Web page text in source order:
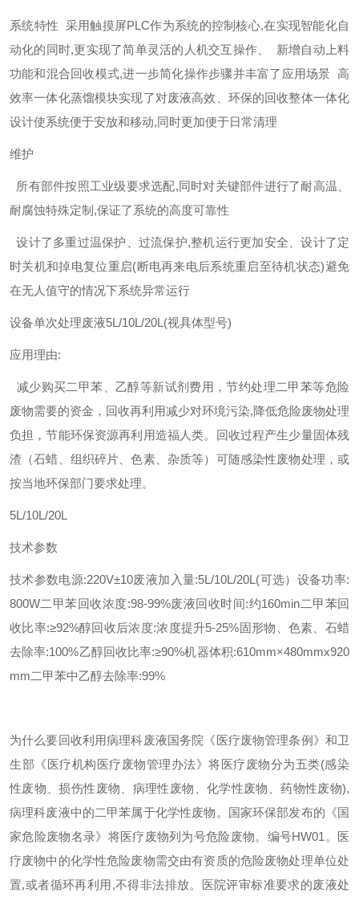
系统特性 采用触摸屏PLC作为系统的控制核心,在实现智能化自
动化的同时,更实现了简单灵活的人机交互操作、
新增自动上料
功能和混合回收模式,进一步简化操作步骤并丰富了应用场景 高
效率一体化蒸馏模块实现了对废液高效、环保的回收整体一体化
设计使系统便于安放和移动,同时更加便于日常清理
维护
所有部件按照工业级要求选配,同时对关键部件进行了耐高温、
耐腐蚀特殊定制,保证了系统的高度可靠性
设计了多重过温保护、过流保护,整机运行更加安全、设计了定
时关机和掉电复位重启(断电再来电后系统重启至待机状态)避免
在无人值守的情况下系统异常运行
设备单次处理废液5L/10L/20L(视具体型号)
应用理由:
减少购买二甲苯、乙醇等新试剂费用，节约处理二甲苯等危险
废物需要的资金，回收再利用减少对环境污染,降低危险废物处理
负担，节能环保资源再利用造福人类。回收过程产生少量固体残
渣（石蜡、组织碎片、色素、杂质等）可随感染性废物处理，或
按当地环保部门要求处理。
5L/10L/20L
技术参数
技术参数电源:220V±10废液加入量:5L/10L/20L(可选） 设备功率:
800W二甲苯回收浓度:98-99%废液回收时间:约160min二甲苯回
收比率:≥92%醇回收后浓度:浓度提升5-25%固形物、色素、石蜡
去除率:100%乙醇回收比率:≥90%机器体积:610mm×480mmx920
mm二甲苯中乙醇去除率:99%
为什么要回收利用病理科废液国务院《医疗废物管理条例》和卫
生部《医疗机构医疗废物管理办法》将医疗废物分为五类(感染
性废物、损伤性废物、病理性废物、化学性废物、药物性废物),
病理科废液中的二甲苯属于化学性废物。国家环保部发布的《国
家危险废物名录》将医疗废物列为号危险废物。编号HW01。医
疗废物中的化学性危险废物需交由有资质的危险废物处理单位处
置,或者循环再利用,不得非法排放。 医院评审标准要求的废液处